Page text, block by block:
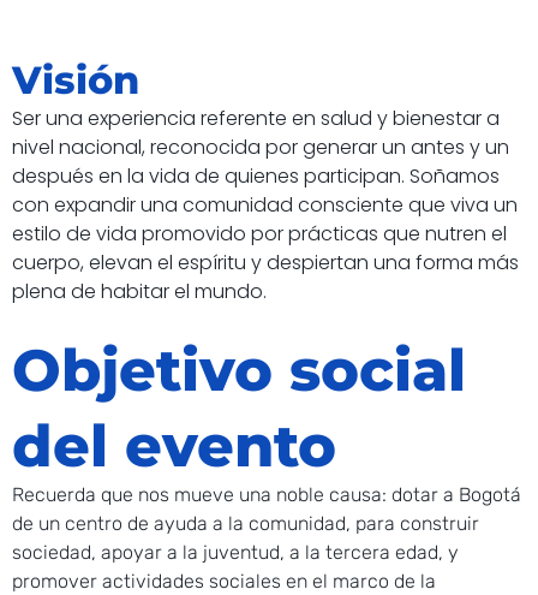
Visión
Ser una experiencia referente en salud y bienestar a
nivel nacional, reconocida por generar un antes y un
después en la vida de quienes participan. Soñamos
con expandir una comunidad consciente que viva un
estilo de vida promovido por prácticas que nutren el
cuerpo, elevan el espíritu y despiertan una forma más
plena de habitar el mundo.
Objetivo social
del evento
Recuerda que nos mueve una noble causa: dotar a Bogotá
de un centro de ayuda a la comunidad, para construir
sociedad, apoyar a la juventud, a la tercera edad, y
promover actividades sociales en el marco de la